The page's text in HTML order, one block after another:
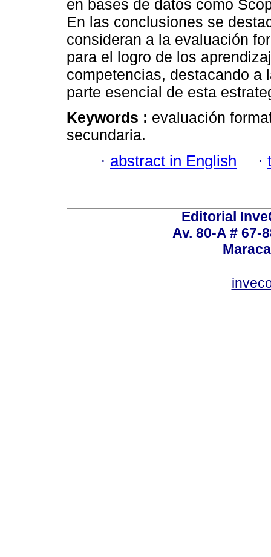
en bases de datos como
En las conclusiones se
consideran a la evaluación
para el logro de los
competencias, destacando a
parte esencial de esta
Keywords : evaluación
secundaria.
· abstract in English ·
Editorial
Av. 80-A # 67-